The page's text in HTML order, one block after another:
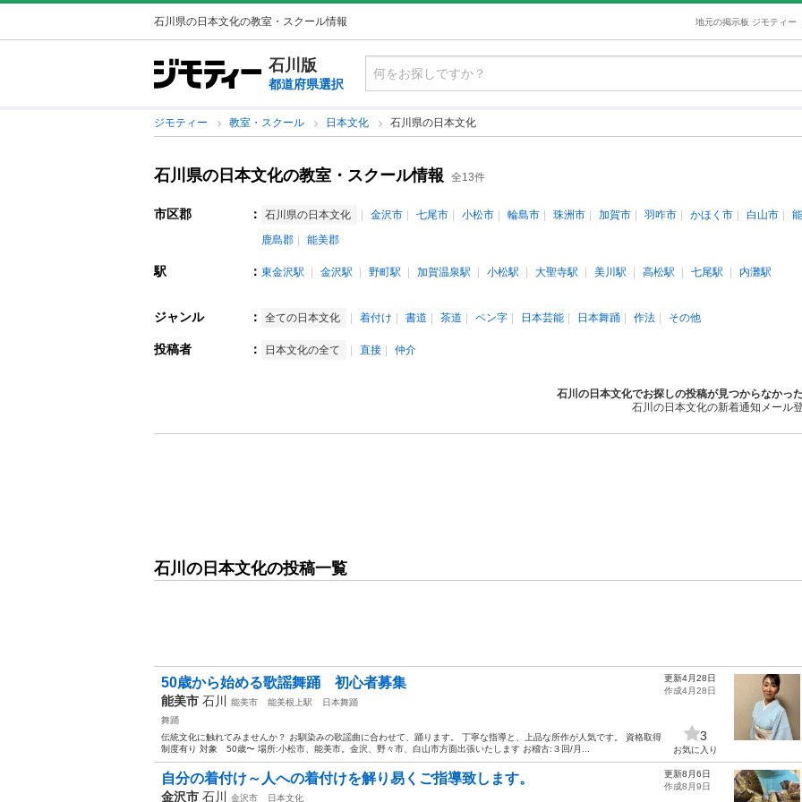
石川県の日本文化の教室・スクール情報 地元の掲示板 ジモティー
石川版
都道府県選択
ジモティー 教室・スクール 日本文化 石川県の日本文化
石川県の日本文化の教室・スクール情報 全13件
市区郡 ： 石川県の日本文化 金沢市 七尾市 小松市 輪島市 珠洲市 加賀市 羽咋市 かほく市 白山市
鹿島郡
能美郡
駅 ： 東金沢駅 金沢駅 野町駅 加賀温泉駅 小松駅 大聖寺駅 美川駅 高松駅 七尾駅 内灘駅
ジャンル ： 全ての日本文化 着付け 書道 茶道 ペン字 日本芸能 日本舞踊 作法 その他
投稿者 ： 日本文化の全て 直接 仲介
石川の日本文化でお探しの投稿が見つからなかっ
石川の日本文化の新着通知メール
石川の日本文化の投稿一覧
50歳から始める歌謡舞踊 初心者募集
能美市 石川 能美市 能美根上駅
日本舞踊
舞踊
伝統文化に触れてみませんか？ お馴染みの歌謡曲に合わせて、踊ります。 丁寧な指導と、上品な所作が人気です。 資格取得
制度有り 対象 50歳〜 場所:小松市、能美市。金沢、野々市、白山市方面出張いたします お稽古:３回/月...
更新4月28日
作成4月28日
3
お気に入り
自分の着付け～人への着付けを解り易くご指導致します。
金沢市 石川 金沢市 日本文化
更新8月6日
作成8月9日